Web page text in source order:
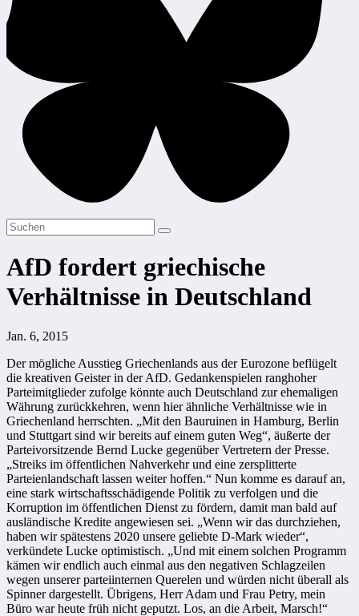
AfD fordert griechische
Verhältnisse in Deutschland
Jan. 6, 2015
Der mögliche Ausstieg Griechenlands aus der Eurozone beflügelt
die kreativen Geister in der AfD. Gedankenspielen ranghoher
Parteimitglieder zufolge könnte auch Deutschland zur ehemaligen
Währung zurückkehren, wenn hier ähnliche Verhältnisse wie in
Griechenland herrschten. „Mit den Bauruinen in Hamburg, Berlin
und Stuttgart sind wir bereits auf einem guten Weg“, äußerte der
Parteivorsitzende Bernd Lucke gegenüber Vertretern der Presse.
„Streiks im öffentlichen Nahverkehr und eine zersplitterte
Parteienlandschaft lassen weiter hoffen.“ Nun komme es darauf an,
eine stark wirtschaftsschädigende Politik zu verfolgen und die
Korruption im öffentlichen Dienst zu fördern, damit man bald auf
ausländische Kredite angewiesen sei. „Wenn wir das durchziehen,
haben wir spätestens 2020 unsere geliebte D-Mark wieder“,
verkündete Lucke optimistisch. „Und mit einem solchen Programm
kämen wir endlich auch einmal aus den negativen Schlagzeilen
wegen unserer parteiinternen Querelen und würden nicht überall als
Spinner dargestellt. Übrigens, Herr Adam und Frau Petry, mein
Büro war heute früh nicht geputzt. Los, an die Arbeit, Marsch!“